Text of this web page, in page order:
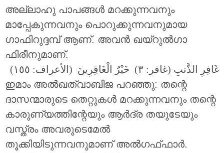
അല്ലാഹു പാപങ്ങൾ മറക്കുന്നവനും
മാപ്പേകുന്നവനും പൊറുക്കുന്നവനുമായ
ഗാഫിറുദ്ദമ്പ് ആണ്. അവൻ ഖയ്റുൽഗാ
ഫിരീനുമാണ്.
غَافِرِ الذَّنبِ (غافر: ٣) خَيْرُ الْغَافِرِينَ (الأعراف: ١٥٥)
ഇമാം അൽഖത്വാബിജ പറഞ്ഞു: തന്റെ
ദാസന്മാരുടെ തെറ്റുകൾ മറക്കുന്നവനും തന്റെ
കാരുണ്യത്തിന്റേയും ആർദ്ര തയുടേയും
വസ്ത്രം അവരുടെമേൽ
തൂക്കിയിടുന്നവനുമാണ് അൽഗഫ്ഫാർ.